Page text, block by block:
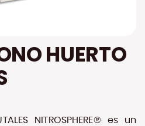
HUERTO
NITROSPHERE® es un